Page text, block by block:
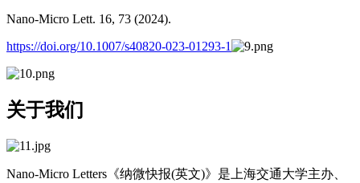
Nano-Micro Lett. 16, 73 (2024).
https://doi.org/10.1007/s40820-023-01293-1
关于我们
Nano-Micro Letters《纳微快报(英文)》是上海交通大学主办、